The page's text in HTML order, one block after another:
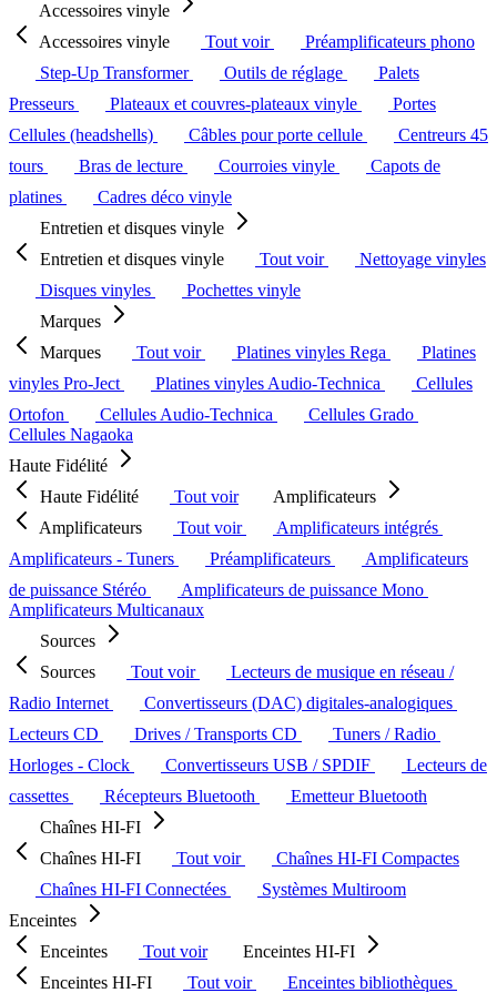
Accessoires vinyle
Accessoires vinyle
Tout voir
Préamplificateurs phono
Step-Up Transformer
Outils de réglage
Palets
Presseurs
Plateaux et couvres-plateaux vinyle
Portes
Cellules (headshells)
Câbles pour porte cellule
Centreurs 45
tours
Bras de lecture Courroies vinyle
Capots de
platines
Cadres déco vinyle
Entretien et disques vinyle
Entretien et disques vinyle
Tout voir
Nettoyage vinyles
Disques vinyles
Pochettes vinyle
Marques
Marques
Tout voir Platines vinyles Rega
Platines
vinyles Pro-Ject
Platines vinyles Audio-Technica
Cellules
Ortofon
Cellules Audio-Technica
Cellules Grado
Cellules Nagaoka
Haute Fidélité
Haute Fidélité
Tout voir
Amplificateurs
Amplificateurs
Tout voir
Amplificateurs intégrés
Amplificateurs - Tuners
Préamplificateurs
Amplificateurs
de puissance Stéréo
Amplificateurs de puissance Mono
Amplificateurs Multicanaux
Sources
Sources
Tout voir
Lecteurs de musique en réseau /
Radio Internet
Convertisseurs (DAC) digitales-analogiques
Lecteurs CD
Drives / Transports CD
Tuners / Radio
Horloges - Clock
Convertisseurs USB / SPDIF
Lecteurs de
cassettes
Récepteurs Bluetooth
Emetteur Bluetooth
Chaînes HI-FI
Chaînes HI-FI
Tout voir
Chaînes HI-FI Compactes
Chaînes HI-FI Connectées
Systèmes Multiroom
Enceintes
Enceintes
Tout voir
Enceintes HI-FI
Enceintes HI-FI
Tout voir
Enceintes bibliothèques